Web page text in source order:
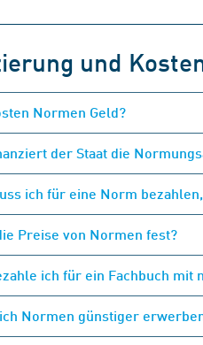
und
Normen Geld?
der Staat die
ich für eine Norm
Preise von Normen fest?
ich für ein Fachbuch
Normen günstiger